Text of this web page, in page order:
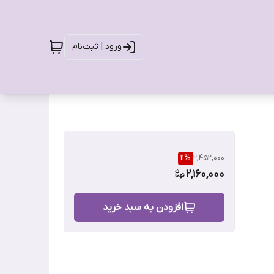
ورود | ثبت‌نام
2,452,000
11%
2,160,000
افزودن به سبد خرید